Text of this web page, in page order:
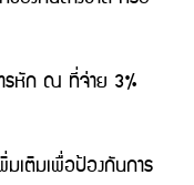
รหัก ณ ที่จ่าย 3%
เติมเพื่อป้องกันการ